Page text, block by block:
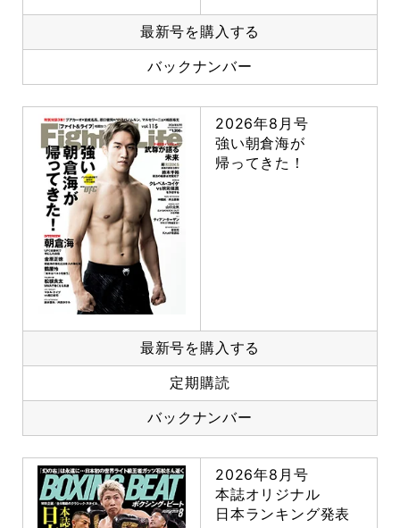
最新号を購入する
バックナンバー
2026年8月号
強い朝倉海が
帰ってきた！
最新号を購入する
定期購読
バックナンバー
2026年8月号
本誌オリジナル
日本ランキング発表